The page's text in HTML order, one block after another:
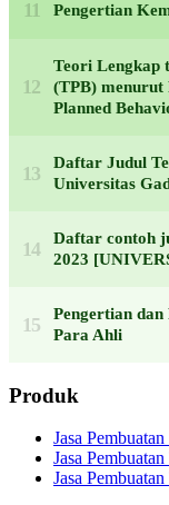
Pengertian
Teori Lengkap
(TPB) menurut
Planned
Daftar Judul
Universitas
Daftar contoh
2023
Pengertian
Para Ahli
Produk
Jasa
Jasa Pembuatan
Jasa